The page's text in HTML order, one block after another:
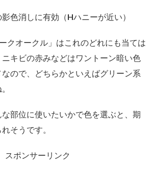
色消しに有効（Hハニーが近い）
クオークル」はこれのどれにも当ては
キビの赤みなどはワントーン暗い色
ので、どちらかといえばグリーン系
部位に使いたいかで色を選ぶと、期
そうです。
スポンサーリンク